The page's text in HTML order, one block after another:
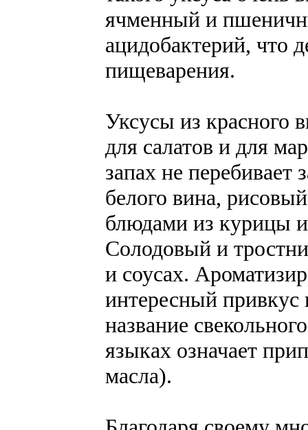
ячменный и
ацидобактерий, что
пищеварения.
Уксусы из красного
для салатов и для
запах не перебивает
белого вина,
блюдами из курицы
Солодовый и
и соусах.
интересный привкус
название
языках означает
масла).